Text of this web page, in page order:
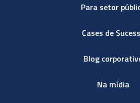
Para setor
Cases de
Blog
Na mídia